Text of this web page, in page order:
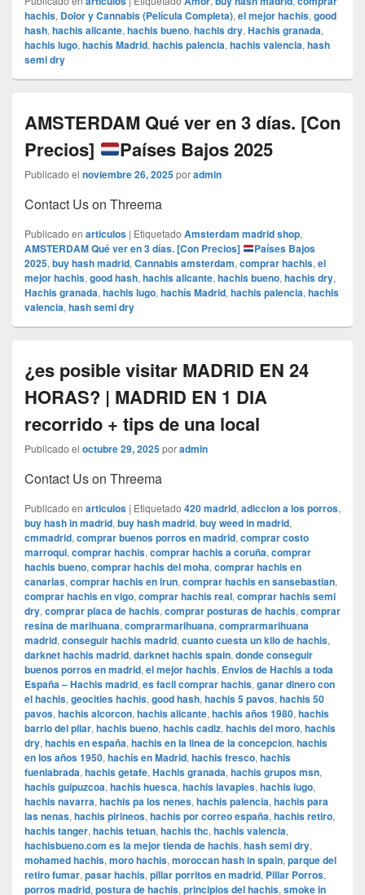
hachis, Dolor y Cannabis (Película Completa), el mejor hachis, good
hash, hachis alicante, hachis bueno, hachis dry, Hachis granada,
hachis lugo, hachís Madrid, hachis palencia, hachis valencia, hash
semi dry
AMSTERDAM Qué ver en 3 días. [Con
Precios]
Países Bajos 2025
Publicado el noviembre 26, 2025poradmin
Contact Us on Threema
Publicado en articulos | Etiquetado Amsterdam madrid shop,
AMSTERDAM Qué ver en 3 días. [Con Precios]
Países Bajos
2025, buy hash madrid, Cannabis amsterdam, comprar hachis, el
mejor hachis, good hash, hachis alicante, hachis bueno, hachis dry,
Hachis granada, hachis lugo, hachís Madrid, hachis palencia, hachis
valencia, hash semi dry
¿es posible visitar MADRID EN 24
HORAS? | MADRID EN 1 DIA
recorrido + tips de una local
Publicado el octubre 29, 2025poradmin
Contact Us on Threema
Publicado en articulos | Etiquetado 420 madrid, adiccion a los porros,
buy hash in madrid, buy hash madrid, buy weed in madrid,
cmmadrid, comprar buenos porros en madrid, comprar costo
marroqui, comprar hachis, comprar hachis a coruña, comprar
hachis bueno, comprar hachis del moha, comprar hachis en
canarias, comprar hachis en irun, comprar hachis en sansebastian,
comprar hachis en vigo, comprar hachis real, comprar hachis semi
dry, comprar placa de hachis, comprar posturas de hachis, comprar
resina de marihuana, comprarmarihuana, comprarmarihuana
madrid, conseguir hachis madrid, cuanto cuesta un kilo de hachis,
darknet hachis madrid, darknet hachis spain, donde conseguir
buenos porros en madrid, el mejor hachis, Envios de Hachis a toda
España – Hachis madrid, es facil comprar hachis, ganar dinero con
el hachis, geocities hachis, good hash, hachis 5 pavos, hachis 50
pavos, hachis alcorcon, hachis alicante, hachis años 1980, hachis
barrio del pilar, hachis bueno, hachis cadiz, hachis del moro, hachis
dry, hachis en españa, hachis en la linea de la concepcion, hachis
en los años 1950, hachís en Madrid, hachis fresco, hachis
fuenlabrada, hachis getafe, Hachis granada, hachis grupos msn,
hachis guipuzcoa, hachis huesca, hachis lavapies, hachis lugo,
hachis navarra, hachis pa los nenes, hachis palencia, hachis para
las nenas, hachis pirineos, hachis por correo españa, hachis retiro,
hachis tanger, hachis tetuan, hachis thc, hachis valencia,
hachisbueno.com es la mejor tienda de hachis, hash semi dry,
mohamed hachis, moro hachis, moroccan hash in spain, parque del
retiro fumar, pasar hachis, pillar porritos en madrid, Pillar Porros,
porros madrid, postura de hachis, principios del hachis, smoke in